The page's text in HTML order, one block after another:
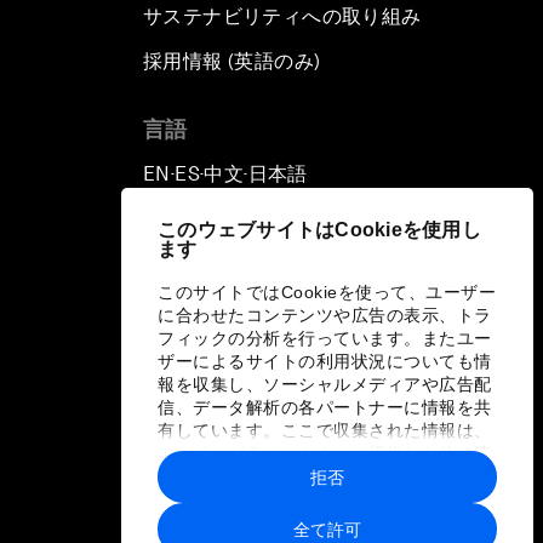
このウェブサイトはCookieを使用し
ます
このサイトではCookieを使って、ユーザー
に合わせたコンテンツや広告の表示、トラ
フィックの分析を行っています。またユー
ザーによるサイトの利用状況についても情
報を収集し、ソーシャルメディアや広告配
信、データ解析の各パートナーに情報を共
有しています。ここで収集された情報は、
ユーザーが各パートナーに提供した他の情
報や各パートナーのサービスを使用した際
に収集された情報と組み合わされ、各パー
トナーによって使用されることがありま
全て許可
拒否
サステナビリティへの取り組み
採用情報 (英語のみ)
言語
EN ▪ ES▪中文▪ 日本語